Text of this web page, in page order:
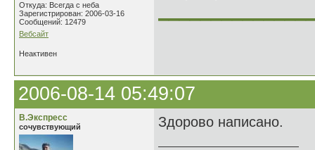
Откуда: Всегда с неба
Зарегистрирован: 2006-03-16
Сообщений: 12479
Вебсайт
Неактивен
2006-08-14 05:49:07
В.Экспресс
сочувствующий Здорово написано.